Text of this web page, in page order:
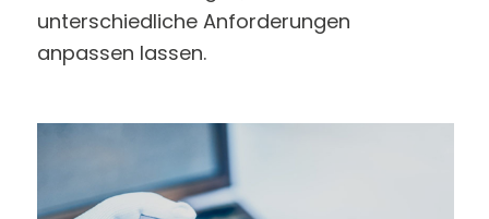
unterschiedliche Anforderungen
anpassen lassen.